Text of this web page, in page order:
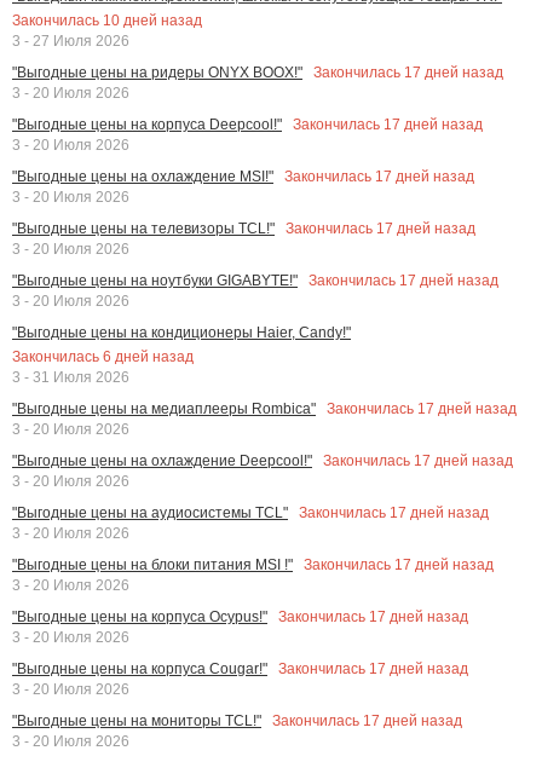
Закончилась 10 дней назад
3 - 27 Июля 2026
"Выгодные цены на ридеры ONYX BOOX!"
Закончилась 17 дней назад
3 - 20 Июля 2026
"Выгодные цены на корпуса Deepcool!"
Закончилась 17 дней назад
3 - 20 Июля 2026
"Выгодные цены на охлаждение MSI!"
Закончилась 17 дней назад
3 - 20 Июля 2026
"Выгодные цены на телевизоры TCL!"
Закончилась 17 дней назад
3 - 20 Июля 2026
"Выгодные цены на ноутбуки GIGABYTE!"
Закончилась 17 дней назад
3 - 20 Июля 2026
"Выгодные цены на кондиционеры Haier, Candy!"
Закончилась 6 дней назад
3 - 31 Июля 2026
"Выгодные цены на медиаплееры Rombica"
Закончилась 17 дней назад
3 - 20 Июля 2026
"Выгодные цены на охлаждение Deepcool!"
Закончилась 17 дней назад
3 - 20 Июля 2026
"Выгодные цены на аудиосистемы TCL"
Закончилась 17 дней назад
3 - 20 Июля 2026
"Выгодные цены на блоки питания MSI !"
Закончилась 17 дней назад
3 - 20 Июля 2026
"Выгодные цены на корпуса Ocypus!"
Закончилась 17 дней назад
3 - 20 Июля 2026
"Выгодные цены на корпуса Cougar!"
Закончилась 17 дней назад
3 - 20 Июля 2026
"Выгодные цены на мониторы TCL!"
Закончилась 17 дней назад
3 - 20 Июля 2026